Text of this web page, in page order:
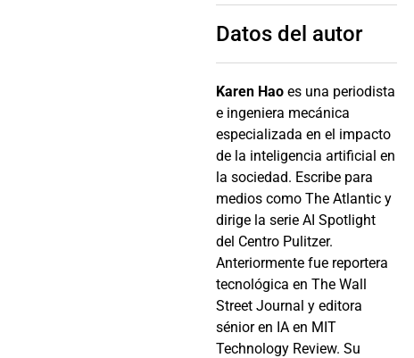
Datos del autor
Karen Hao es una periodista
e ingeniera mecánica
especializada en el impacto
de la inteligencia artificial en
la sociedad. Escribe para
medios como The Atlantic y
dirige la serie AI Spotlight
del Centro Pulitzer.
Anteriormente fue reportera
tecnológica en The Wall
Street Journal y editora
sénior en IA en MIT
Technology Review. Su